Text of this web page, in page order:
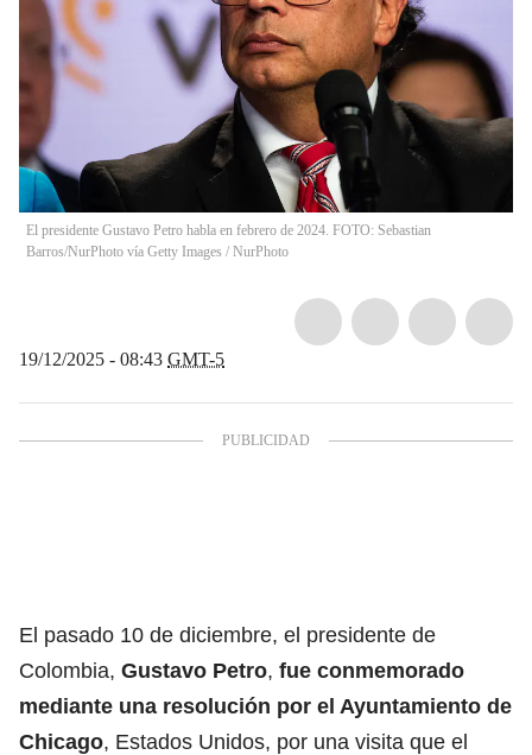
El presidente Gustavo Petro habla en febrero de 2024. FOTO: Sebastian
Barros/NurPhoto vía Getty Images / NurPhoto
19/12/2025 - 08:43 GMT-5
El pasado 10 de diciembre, el presidente de
Colombia, Gustavo Petro, fue conmemorado
mediante una resolución por el Ayuntamiento de
Chicago, Estados Unidos, por una visita que el